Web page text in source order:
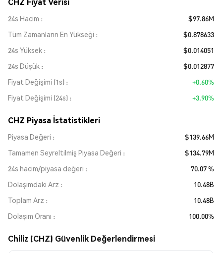
24s Hacim
$97.86M
Tüm Zamanların En Yükseği
$0.878633
24s Yüksek
$0.014051
24s Düşük
$0.012877
Fiyat Değişimi (1s)
+0.60%
Fiyat Değişimi (24s)
+3.90%
CHZ Piyasa İstatistikleri
Piyasa Değeri
$139.66M
Tamamen Seyreltilmiş Piyasa Değeri
$134.79M
24s hacim/piyasa değeri
70.07 %
Dolaşımdaki Arz
10.48B
Toplam Arz
10.48B
Dolaşım Oranı
100.00%
Chiliz (CHZ) Güvenlik Değerlendirmesi